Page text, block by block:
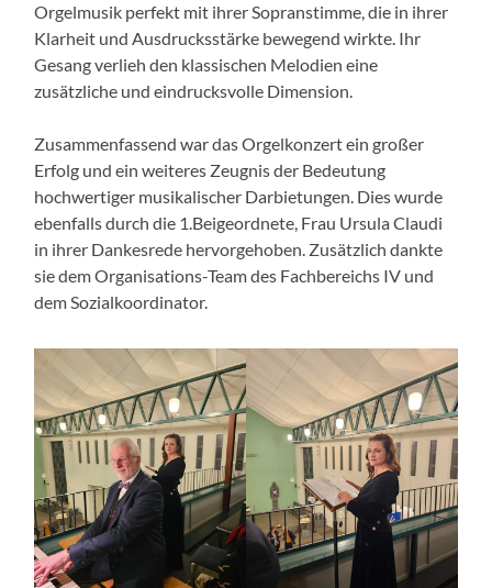
Orgelmusik perfekt mit ihrer Sopranstimme, die in ihrer
Klarheit und Ausdrucksstärke bewegend wirkte. Ihr
Gesang verlieh den klassischen Melodien eine
zusätzliche und eindrucksvolle Dimension.
Zusammenfassend war das Orgelkonzert ein großer
Erfolg und ein weiteres Zeugnis der Bedeutung
hochwertiger musikalischer Darbietungen. Dies wurde
ebenfalls durch die 1.Beigeordnete, Frau Ursula Claudi
in ihrer Dankesrede hervorgehoben. Zusätzlich dankte
sie dem Organisations-Team des Fachbereichs IV und
dem Sozialkoordinator.